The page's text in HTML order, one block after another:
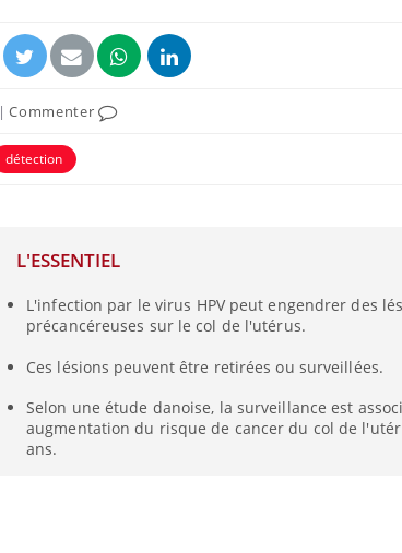
|Commenter
détection
L'ESSENTIEL
L'infection par le virus HPV peut engendrer des
précancéreuses sur le col de l'utérus.
Ces lésions peuvent être retirées ou surveillées.
Selon une étude danoise, la surveillance est
augmentation du risque de cancer du col de
ans.
Fortes chaleurs :
pourquoi le risque de
Le Viagra pourrait-il
freiner la propagation du
cancer ?
Le